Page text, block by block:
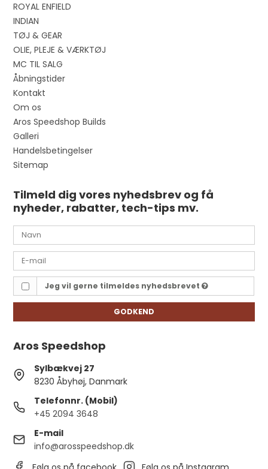
ROYAL ENFIELD
INDIAN
TØJ & GEAR
OLIE, PLEJE & VÆRKTØJ
MC TIL SALG
Åbningstider
Kontakt
Om os
Aros Speedshop Builds
Galleri
Handelsbetingelser
Sitemap
Tilmeld dig vores nyhedsbrev og få
nyheder, rabatter, tech-tips mv.
Jeg vil gerne tilmeldes nyhedsbrevet
GODKEND
Aros Speedshop
Sylbækvej 27
8230 Åbyhøj, Danmark
Telefonnr. (Mobil)
+45 2094 3648
E-mail
info@arosspeedshop.dk